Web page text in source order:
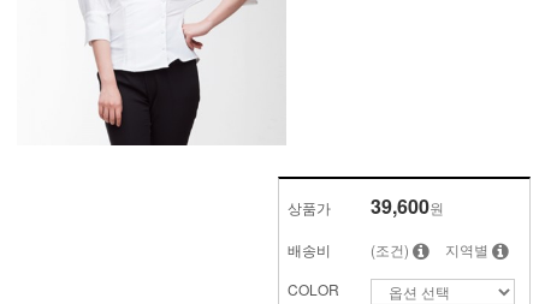
상품가 39,600원
배송비 (조건)
지역별
COLOR